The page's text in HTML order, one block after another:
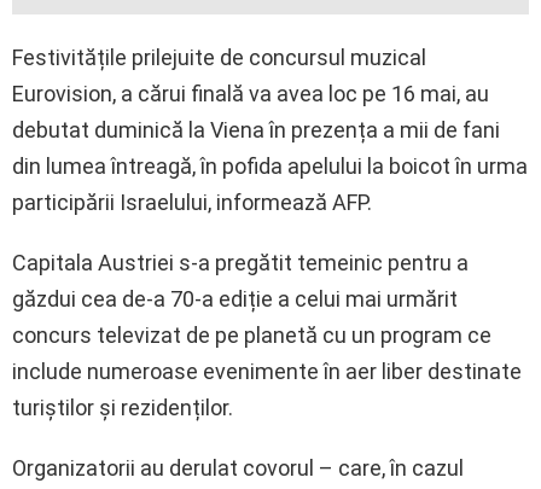
Festivitățile prilejuite de concursul muzical
Eurovision, a cărui finală va avea loc pe 16 mai, au
debutat duminică la Viena în prezența a mii de fani
din lumea întreagă, în pofida apelului la boicot în urma
participării Israelului, informează AFP.
Capitala Austriei s-a pregătit temeinic pentru a
găzdui cea de-a 70-a ediție a celui mai urmărit
concurs televizat de pe planetă cu un program ce
include numeroase evenimente în aer liber destinate
turiștilor și rezidenților.
Organizatorii au derulat covorul – care, în cazul